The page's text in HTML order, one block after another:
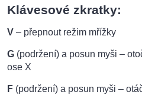
Klávesové zkratky:
V – přepnout režim mřížky
G (podržení) a posun myši –
ose X
F (podržení) a posun myši –